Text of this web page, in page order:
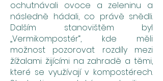
ochutnávali ovoce a zeleninu a
následně hádali, co právě snědli.
Dalším stanovištěm byl
„Vermikompostér“, kde měli
možnost pozorovat rozdíly mezi
žížalami žijícími na zahradě a těmi,
které se využívají v kompostérech.